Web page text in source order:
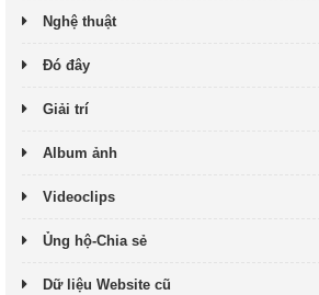
Nghệ thuật
Đó đây
Giải trí
Album ảnh
Videoclips
Ủng hộ-Chia sẻ
Dữ liệu Website cũ